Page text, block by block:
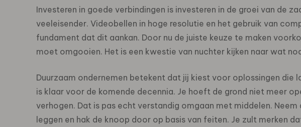
Investeren in goede verbindingen is investeren in de groei van de
veeleisender. Videobellen in hoge resolutie en het gebruik van
fundament dat dit aankan. Door nu de juiste keuze te maken
moet omgooien. Het is een kwestie van nuchter kijken naar wat
Duurzaam ondernemen betekent dat jij kiest voor oplossingen die
is klaar voor de komende decennia. Je hoeft de grond niet meer
verhogen. Dat is pas echt verstandig omgaan met middelen.
leggen en hak de knoop door op basis van feiten. Je zult merken